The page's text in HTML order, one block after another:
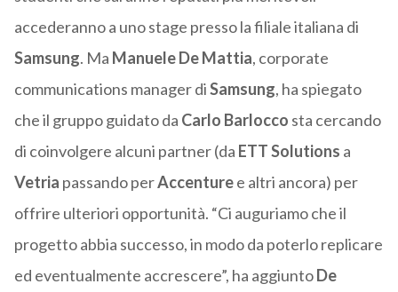
accederanno a uno stage presso la filiale italiana di
Samsung. Ma Manuele De Mattia, corporate
communications manager diSamsung, ha spiegato
che il gruppo guidato da Carlo Barlocco sta cercando
di coinvolgere alcuni partner (da ETT Solutions a
Vetria passando perAccenturee altri ancora) per
offrire ulteriori opportunità. “Ci auguriamo che il
progetto abbia successo, in modo da poterlo replicare
ed eventualmente accrescere”, ha aggiuntoDe